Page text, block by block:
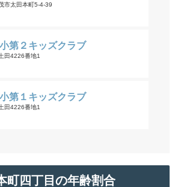
市太田本町5-4-39
第２キッズクラブ
田4226番地1
第１キッズクラブ
田4226番地1
町四丁目の年齢割合